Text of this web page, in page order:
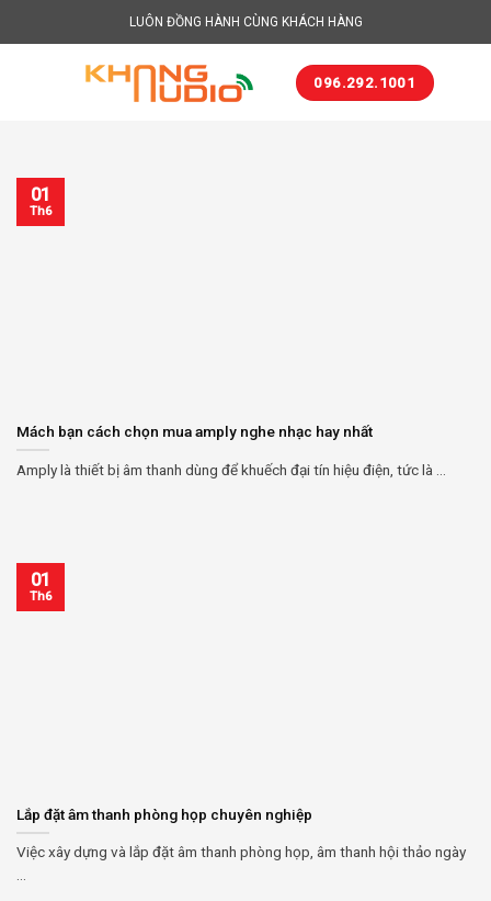
to
LUÔN ĐỒNG HÀNH CÙNG KHÁCH HÀNG
096.292.1001
Mách bạn cách chọn mua amply nghe nhạc hay nhất
Amply là thiết bị âm thanh dùng để khuếch đại tín hiệu điện, tức là ...
01
Th6
Lắp đặt âm thanh phòng họp chuyên nghiệp
Việc xây dựng và lắp đặt âm thanh phòng họp, âm thanh hội thảo ngày
...
01
Th6